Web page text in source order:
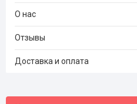
О нас
Отзывы
Доставка и оплата